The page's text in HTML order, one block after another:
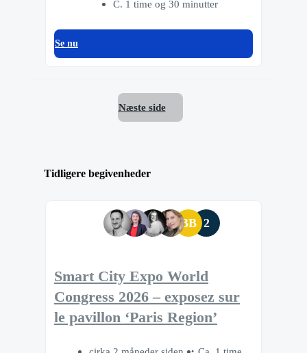
C. 1 time og 30 minutter
Se nu
Næste side
Tidligere begivenheder
BB 2
Smart City Expo World
Congress 2026 – exposez sur
le pavillon ‘Paris Region’